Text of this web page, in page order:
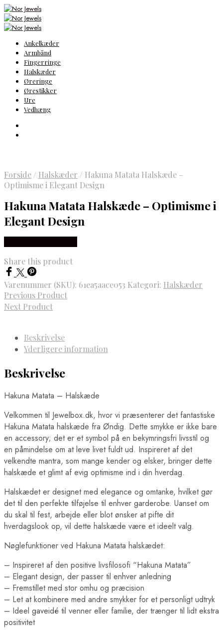
Ankelkæder
Armbånd
Fingerringe
Halskæder
Øreringe
Ørestikker
Ure
Vedhæng
Forside / Halskæder / Hakuna Matata Halskæde –
Optimisme i Elegant Design
Hakuna Matata Halskæde – Optimisme i
Elegant Design
Share this product
Varenummer (SKU): 61ea5aace053 Kategori: Halskæder
Previous Product
Next Product
Beskrivelse
Yderligere information
Beskrivelse
Hakuna Matata – Halskæde
Velkommen til Jewelbox.dk, hvor vi præsenterer det fantastiske
Hakuna Matata halskæde fra Øndig. Dette smykke er ikke bare
en accessory; det er et symbol på en bekymringsfri livsstil og
en påmindelse om at leve livet fuldt ud. Inspireret af det
velkendte mantra, som mange kender og elsker, bringer dette
halskæde et glimt af evig optimisme ind i din hverdag.
Halskædet er designet med elegance og omtanke, hvilket gør
det til den perfekte tilføjelse til enhver garderobe. Uanset om
du skal til fest, arbejde eller blot ønsker at pifte dit
hverdagslook op, vil dette halskæde være et ideelt valg.
Nøglefunktioner ved Hakuna Matata halskædet:
– Inspireret af den positive livsfilosofi “Hakuna Matata”
– Elegant design, der passer til enhver anledning
– Fremstillet med stor omhu og præcision
– Let at kombinere med andre smykker for et personligt udtryk
– Ideel gaveidé til venner eller familie, der trænger til lidt ekstra
positivitet